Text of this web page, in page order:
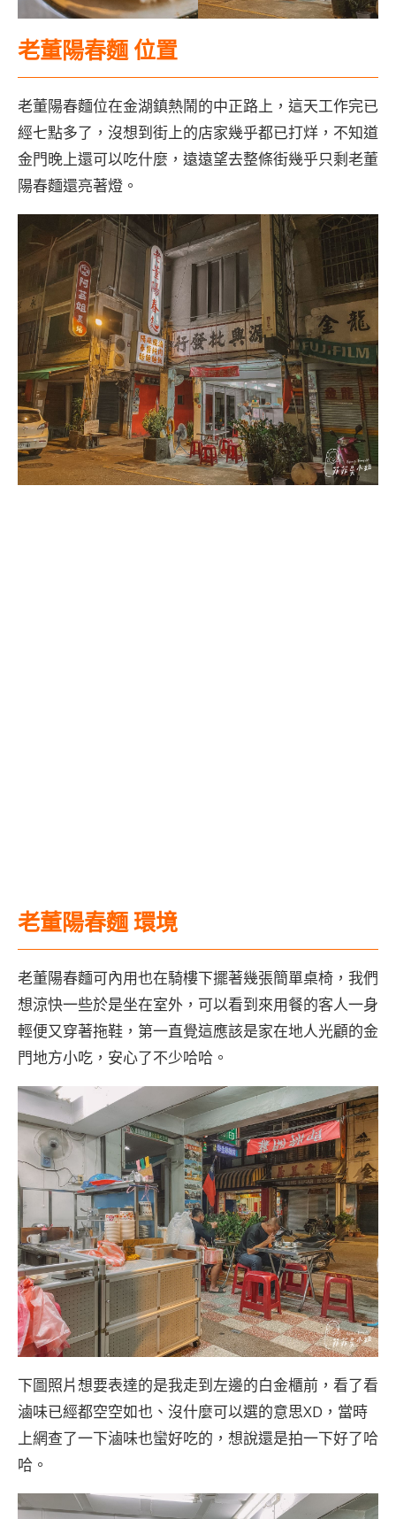
老董陽春麵 位置
老董陽春麵位在金湖鎮熱鬧的中正路上，這天工作完已
經七點多了，沒想到街上的店家幾乎都已打烊，不知道
金門晚上還可以吃什麼，遠遠望去整條街幾乎只剩老董
陽春麵還亮著燈。
老董陽春麵 環境
老董陽春麵可內用也在騎樓下擺著幾張簡單桌椅，我們
想涼快一些於是坐在室外，可以看到來用餐的客人一身
輕便又穿著拖鞋，第一直覺這應該是家在地人光顧的金
門地方小吃，安心了不少哈哈。
下圖照片想要表達的是我走到左邊的白金櫃前，看了看
滷味已經都空空如也、沒什麼可以選的意思XD，當時
上網查了一下滷味也蠻好吃的，想說還是拍一下好了哈
哈。